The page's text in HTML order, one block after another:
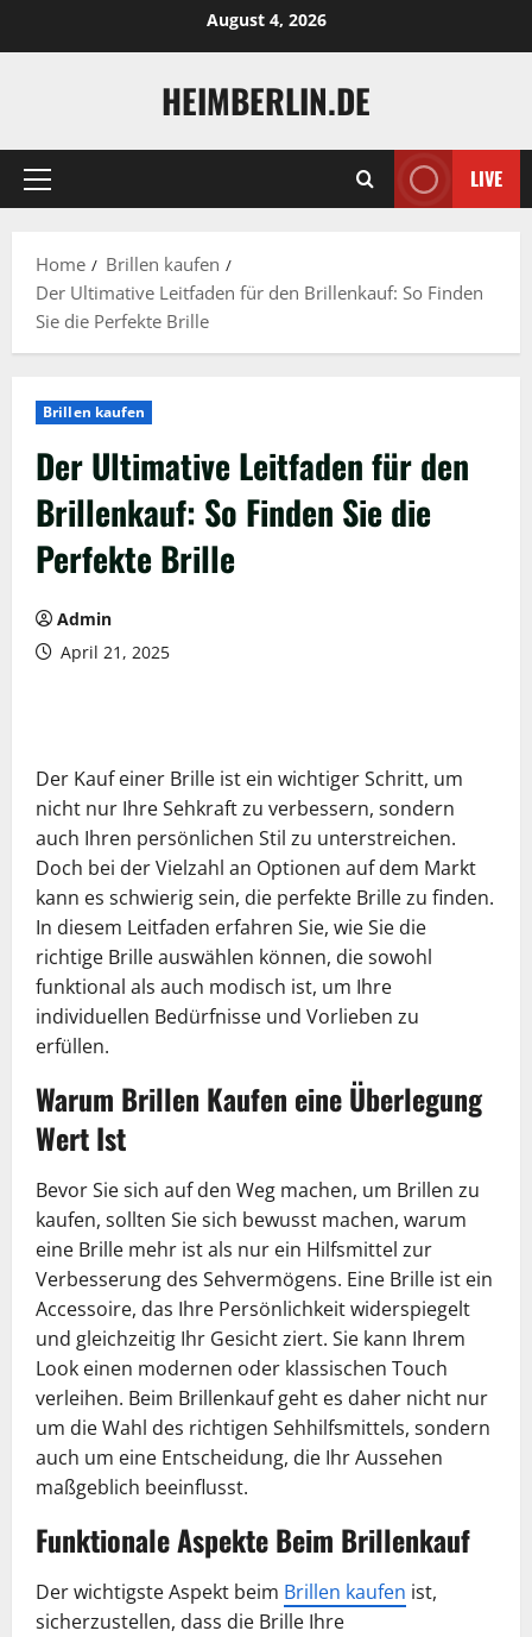
August 4, 2026
HEIMBERLIN.DE
Primary
LIVE
Home
Brillen kaufen
Der Ultimative Leitfaden für den Brillenkauf: So Finden
Sie die Perfekte Brille
Brillen kaufen
Der Ultimative Leitfaden für den
Brillenkauf: So Finden Sie die
Perfekte Brille
Admin
April 21, 2025
Der Kauf einer Brille ist ein wichtiger Schritt, um
nicht nur Ihre Sehkraft zu verbessern, sondern
auch Ihren persönlichen Stil zu unterstreichen.
Doch bei der Vielzahl an Optionen auf dem Markt
kann es schwierig sein, die perfekte Brille zu finden.
In diesem Leitfaden erfahren Sie, wie Sie die
richtige Brille auswählen können, die sowohl
funktional als auch modisch ist, um Ihre
individuellen Bedürfnisse und Vorlieben zu
erfüllen.
Warum Brillen Kaufen eine Überlegung
Wert Ist
Bevor Sie sich auf den Weg machen, um Brillen zu
kaufen, sollten Sie sich bewusst machen, warum
eine Brille mehr ist als nur ein Hilfsmittel zur
Verbesserung des Sehvermögens. Eine Brille ist ein
Accessoire, das Ihre Persönlichkeit widerspiegelt
und gleichzeitig Ihr Gesicht ziert. Sie kann Ihrem
Look einen modernen oder klassischen Touch
verleihen. Beim Brillenkauf geht es daher nicht nur
um die Wahl des richtigen Sehhilfsmittels, sondern
auch um eine Entscheidung, die Ihr Aussehen
maßgeblich beeinflusst.
Funktionale Aspekte Beim Brillenkauf
Der wichtigste Aspekt beim Brillen kaufen ist,
sicherzustellen, dass die Brille Ihre